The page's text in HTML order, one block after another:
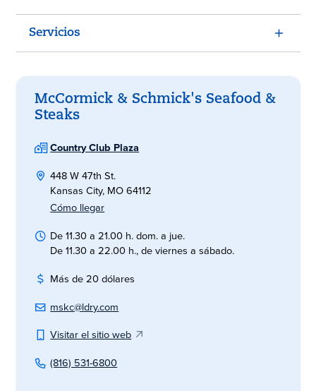
Servicios
McCormick & Schmick's Seafood &
Steaks
Country Club Plaza
448 W 47th St.
Kansas City, MO 64112
Cómo llegar
De 11.30 a 21.00 h. dom. a jue.
De 11.30 a 22.00 h., de viernes a sábado.
Más de 20 dólares
mskc@ldry.com
Visitar el sitio web
(816) 531-6800